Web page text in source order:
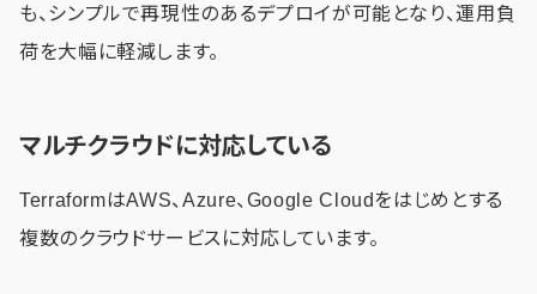
も、シンプルで再現性のあるデプロイが可能となり、運用負
荷を大幅に軽減します。
マルチクラウドに対応している
TerraformはAWS、Azure、Google Cloudをはじめとする
複数のクラウドサービスに対応しています。